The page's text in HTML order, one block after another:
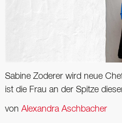
Sabine Zoderer wird neue
ist die Frau an der Spitze
von Alexandra Aschbacher